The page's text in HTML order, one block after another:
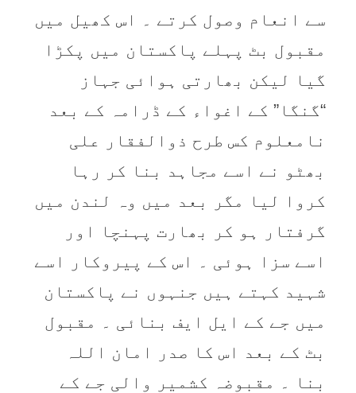
سے انعام وصول کرتے ۔ اس کھیل میں
مقبول بٹ پہلے پاکستان میں پکڑا
گیا لیکن بھارتی ہوائی جہاز
“گنگا” کے اغواء کے ڈرامہ کے بعد
نامعلوم کس طرح ذوالفقار علی
بھٹو نے اسے مجاہد بنا کر رہا
کروا لیا مگر بعد میں وہ لندن میں
گرفتار ہو کر بھارت پہنچا اور
اسے سزا ہوئی ۔ اس کے پیروکار اسے
شہید کہتے ہیں جنہوں نے پاکستان
میں جے کے ایل ایف بنائی ۔ مقبول
بٹ کے بعد اس کا صدر امان اللہ
بنا ۔ مقبوضہ کشمیر والی جے کے